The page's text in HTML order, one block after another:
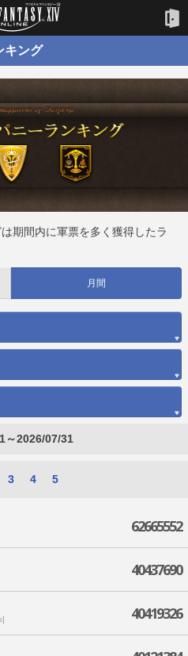
キング
期間内に軍票を多く獲得したラ
月間
～2026/07/31
3 4 5
62665552
40437690
40419326